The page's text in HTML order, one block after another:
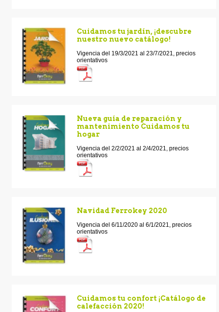
Cuidamos tu jardín, ¡descubre
nuestro nuevo catálogo!
Vigencia del 19/3/2021 al 23/7/2021, precios
orientativos
Nueva guía de reparación y
mantenimiento Cuidamos tu
hogar
Vigencia del 2/2/2021 al 2/4/2021, precios
orientativos
Navidad Ferrokey 2020
Vigencia del 6/11/2020 al 6/1/2021, precios
orientativos
Cuidamos tu confort ¡Catálogo de
calefacción 2020!